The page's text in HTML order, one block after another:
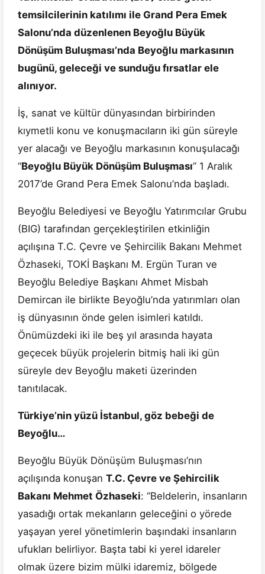
temsilcilerinin katılımı ile Grand Pera Emek
Salonu’nda düzenlenen Beyoğlu Büyük
Dönüşüm Buluşması’nda Beyoğlu markasının
bugünü, geleceği ve sunduğu fırsatlar ele
alınıyor.
İş, sanat ve kültür dünyasından birbirinden
kıymetli konu ve konuşmacıların iki gün süreyle
yer alacağı ve Beyoğlu markasının konuşulacağı
“Beyoğlu Büyük Dönüşüm Buluşması” 1 Aralık
2017’de Grand Pera Emek Salonu’nda başladı.
Beyoğlu Belediyesi ve Beyoğlu Yatırımcılar Grubu
(BIG) tarafından gerçekleştirilen etkinliğin
açılışına T.C. Çevre ve Şehircilik Bakanı Mehmet
Özhaseki, TOKİ Başkanı M. Ergün Turan ve
Beyoğlu Belediye Başkanı Ahmet Misbah
Demircan ile birlikte Beyoğlu’nda yatırımları olan
iş dünyasının önde gelen isimleri katıldı.
Önümüzdeki iki ile beş yıl arasında hayata
geçecek büyük projelerin bitmiş hali iki gün
süreyle dev Beyoğlu maketi üzerinden
tanıtılacak.
Türkiye’nin yüzü İstanbul, göz bebeği de
Beyoğlu…
Beyoğlu Büyük Dönüşüm Buluşması’nın
açılışında konuşan T.C. Çevre ve Şehircilik
Bakanı Mehmet Özhaseki: “Beldelerin, insanların
yasadığı ortak mekanların geleceğini o yörede
yaşayan yerel yönetimlerin başındaki insanların
ufukları belirliyor. Başta tabi ki yerel idareler
olmak üzere bizim mülki idaremiz, bölgede